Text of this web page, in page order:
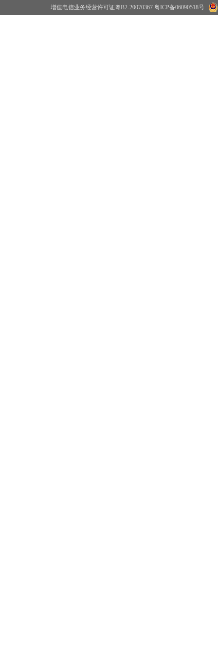
增值电信业务经营许可证粤B2-20070367 粤ICP备06090518号